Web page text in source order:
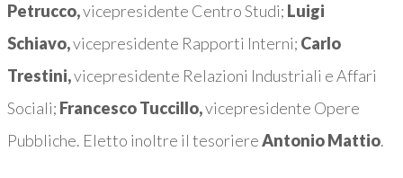
Petrucco,vicepresidente Centro Studi; Luigi
Schiavo,vicepresidente Rapporti Interni; Carlo
Trestini,vicepresidente Relazioni Industriali e Affari
Sociali; Francesco Tuccillo,vicepresidente Opere
Pubbliche. Eletto inoltre il tesoriereAntonio Mattio.